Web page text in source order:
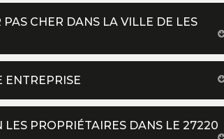
CHER DANS LA VILLE DE LES
ENTREPRISE
LES PROPRIÉTAIRES DANS LE 27220